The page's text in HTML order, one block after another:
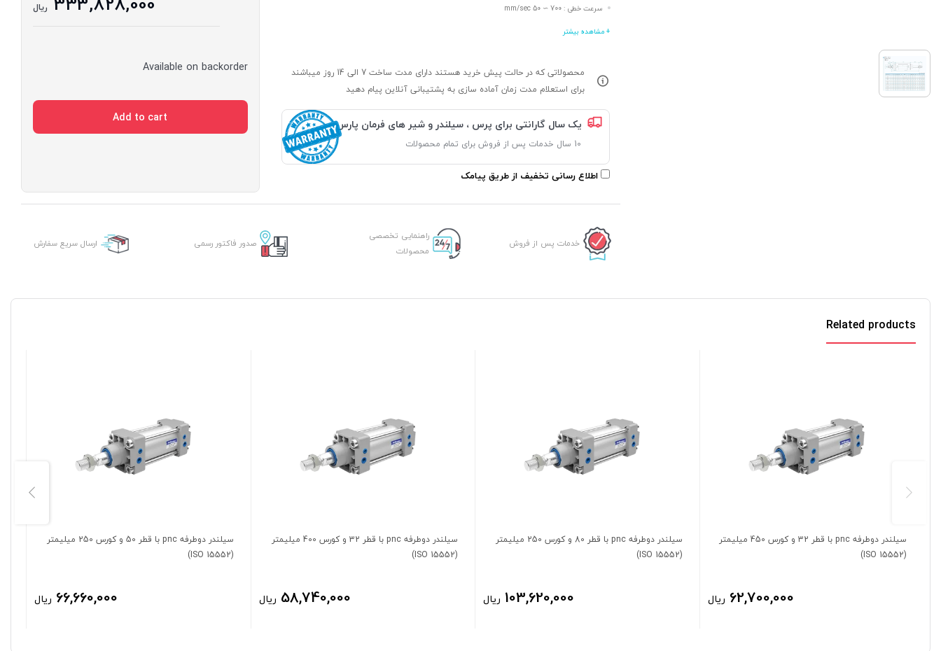
سرعت خطی : 700 ∼ 50 mm/sec
+ مشاهده بیشتر
محصولاتی که در حالت پیش خرید هستند دارای مدت ساخت 7 الی 14 روز میباشند
برای استعلام مدت زمان آماده سازی به پشتیبانی آنلاین پیام دهید
یک سال گارانتی برای پرس ، سیلندر و شیر های فرمان پارس
10 سال خدمات پس از فروش برای تمام محصولات
اطلاع رسانی تخفیف از طریق پیامک
ریال
Available on backorder
Add to cart
خدمات پس از فروش
راهنمایی تخصصی
محصولات
صدور فاکتور رسمی ارسال سریع سفارش
Related products
سیلندر دوطرفه pnc با قطر 32 و کورس 450 میلیمتر
(ISO 15552)
62,700,000 ریال
سیلندر دوطرفه pnc با قطر 80 و کورس 250 میلیمتر
(ISO 15552)
103,620,000 ریال
سیلندر دوطرفه pnc با قطر 32 و کورس 400 میلیمتر
(ISO 15552)
58,740,000 ریال
سیلندر دوطرفه pnc با قطر 50 و کورس 250 میلیمتر
(ISO 15552)
66,660,000 ریال